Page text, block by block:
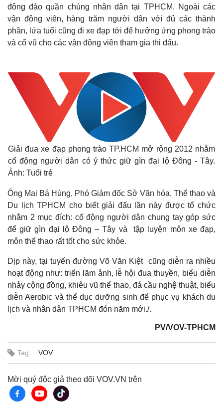
đông đảo quần chúng nhân dân tại TPHCM. Ngoài các
vận động viên, hàng trăm người dân với đủ các thành
phần, lứa tuổi cũng đi xe đạp tới để hưởng ứng phong trào
và cổ vũ cho các vận động viên tham gia thi đấu.
Giải đua xe đạp phong trào TP.HCM mở rộng 2012 nhằm
cổ động người dân có ý thức giữ gìn đại lộ Đông - Tây.
Ảnh: Tuổi trẻ
Ông Mai Bá Hùng, Phó Giám đốc Sở Văn hóa, Thể thao và
Du lịch TPHCM cho biết giải đấu lần này được tổ chức
nhằm 2 mục đích: cổ động người dân chung tay góp sức
để giữ gìn đại lộ Đông – Tây và tập luyện môn xe đạp,
môn thể thao rất tốt cho sức khỏe.
Dịp này, tại tuyến đường Võ Văn Kiệt cũng diễn ra nhiều
hoạt động như: triển lãm ảnh, lễ hội đua thuyền, biểu diễn
nhảy cộng đồng, khiêu vũ thể thao, đá cầu nghệ thuật, biểu
diễn Aerobic và thể dục dưỡng sinh để phục vụ khách du
lịch và nhân dân TPHCM đón năm mới./.
PV/VOV-TPHCM
Tag: VOV
Mời quý độc giả theo dõi VOV.VN trên